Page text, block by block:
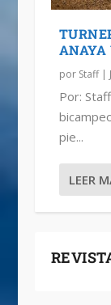
ANAYA
por Staff|
Por:
pie...
LEER